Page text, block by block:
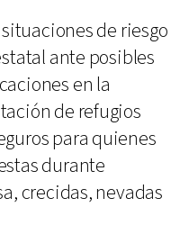
de riesgo
ante posibles
en la
de refugios
para quienes
durante
crecidas, nevadas